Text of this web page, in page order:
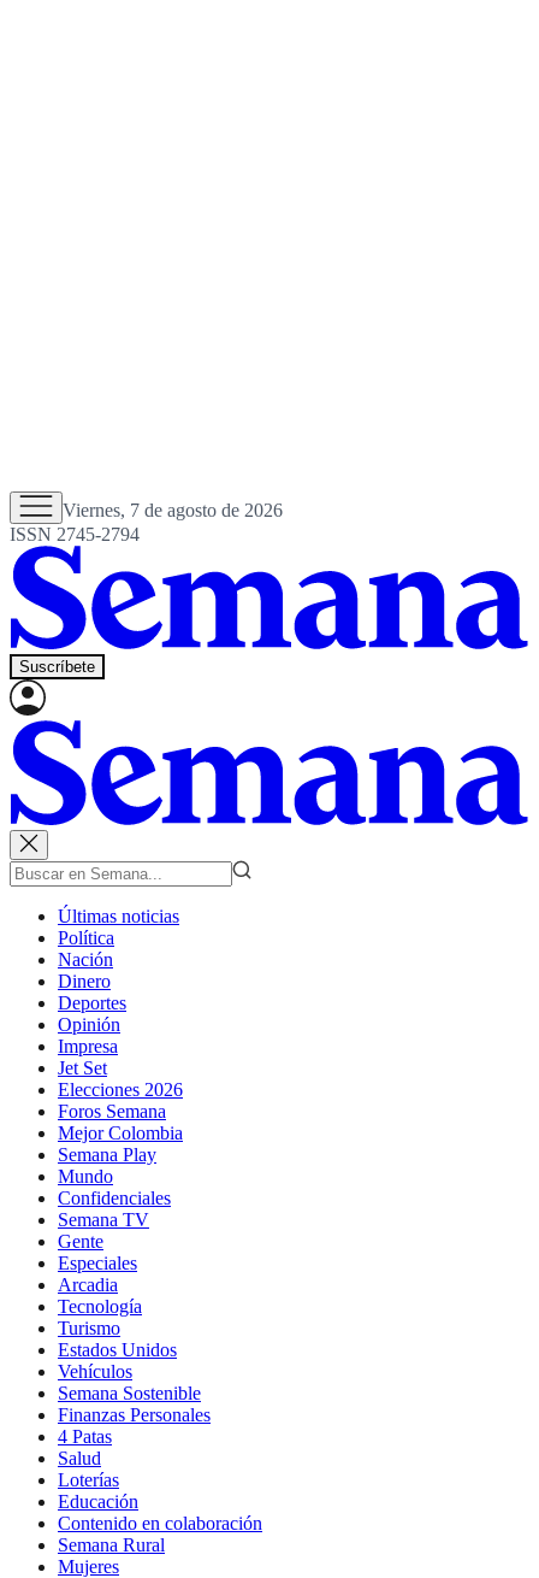
Viernes, 7 de agosto de 2026
ISSN 2745-2794
Suscríbete
Últimas noticias
Política
Nación
Dinero
Deportes
Opinión
Impresa
Jet Set
Elecciones 2026
Foros Semana
Mejor Colombia
Semana Play
Mundo
Confidenciales
Semana TV
Gente
Especiales
Arcadia
Tecnología
Turismo
Estados Unidos
Vehículos
Semana Sostenible
Finanzas Personales
4 Patas
Salud
Loterías
Educación
Contenido en colaboración
Semana Rural
Mujeres